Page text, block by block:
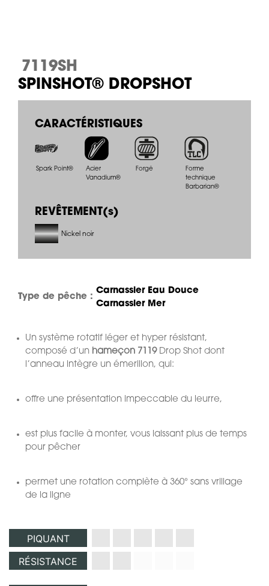
7119SH
SPINSHOT® DROPSHOT
CARACTÉRISTIQUES
Spark Point®
Acier
Vanadium®
Forgé
Forme
technique
Barbarian®
REVÊTEMENT(s)
Nickel noir
Type de pêche :
Carnassier Eau Douce
Carnassier Mer
Un système rotatif léger et hyper résistant,
composé d’un hameçon 7119Drop Shot dont
l’anneau intègre un émerillon, qui:
offre une présentation impeccable du leurre,
est plus facile à monter, vous laissant plus de temps
pour pêcher
permet une rotation complète à 360° sans vrillage
de la ligne
PIQUANT
RÉSISTANCE